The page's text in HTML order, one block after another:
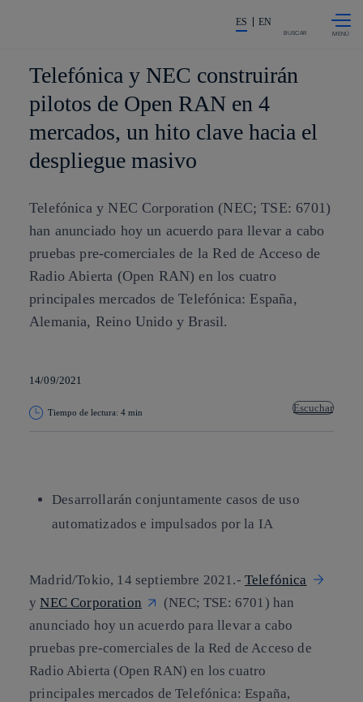
La acción en accionistas e
ES EN
BUSCAR
Telefónica y NEC construirán
pilotos de Open RAN en 4
mercados, un hito clave hacia el
despliegue masivo
Telefónica y NEC Corporation (NEC; TSE: 6701)
han anunciado hoy un acuerdo para llevar a cabo
pruebas pre-comerciales de la Red de Acceso de
Radio Abierta (Open RAN) en los cuatro
principales mercados de Telefónica: España,
Alemania, Reino Unido y Brasil.
14/09/2021
Tiempo de lectura: 4 min Escuchar
Desarrollarán conjuntamente casos de uso
automatizados e impulsados por la IA
Madrid/Tokio, 14 septiembre 2021.- Telefónica
yNEC Corporation
(NEC; TSE: 6701) han
anunciado hoy un acuerdo para llevar a cabo
pruebas pre-comerciales de la Red de Acceso de
Radio Abierta (Open RAN) en los cuatro
principales mercados de Telefónica: España,